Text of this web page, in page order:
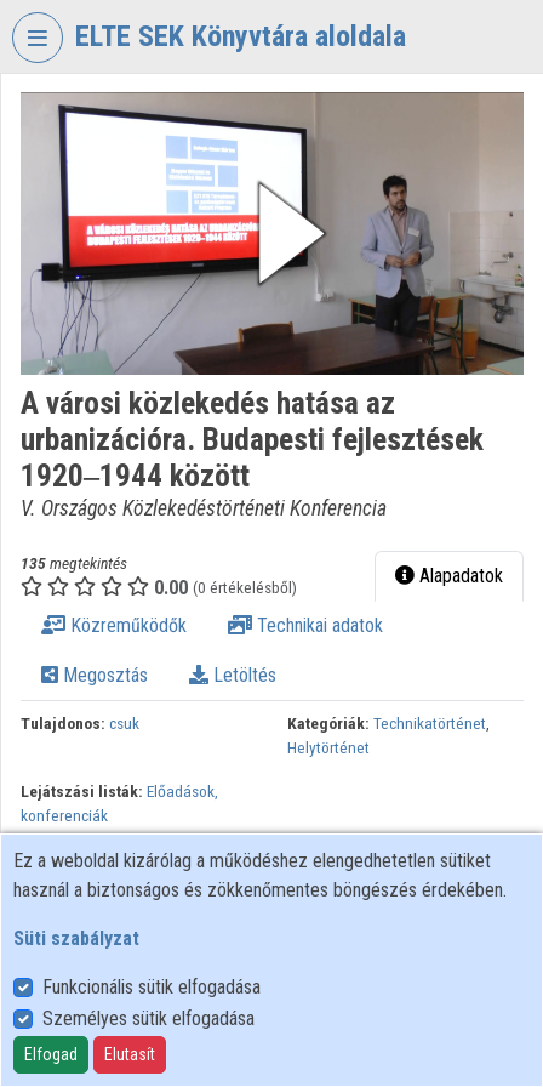
Fejléc kihagyása
ELTE SEK Könyvtára aloldala
VIDEOTORIUM
SAVARIA
KÖNYVTÁR
ÉS
LEVÉLTÁR
Intézményi kezdőlap
Bejelentkezés
Intézményi felfedezés
Kategóriák
Intézményi listák
Intézmények
Közreműködők
A városi közlekedés hatása az
urbanizációra. Budapesti fejlesztések
1920‒1944 között
V. Országos Közlekedéstörténeti Konferencia
135megtekintés
0.00 (0 értékelésből) Alapadatok
Közreműködők Technikai adatok
Megosztás Letöltés
Tulajdonos: csuk Kategóriák: Technikatörténet,
Helytörténet
Lejátszási listák: Előadások,
konferenciák
A városi közlekedés hatása az urbanizációra. Budapesti
fejlesztések 1920‒1944 között / Balogh-Ebner Márton. -
Konferencia - Utazni jó! Fókuszban a személyszállítás Szervezők:
Eötvös Loránd Tudományegyetem Savaria Egyetemi Központ ;
Eötvös Loránd Tudományegyetem Berzsenyi Dániel
Pedagógusképző Központ Történelem Tanszék ;
Közlekedéstudományi Egyesület Általános Tagozat
Ez a weboldal kizárólag a működéshez elengedhetetlen sütiket
használ a biztonságos és zökkenőmentes böngészés érdekében.
Süti szabályzat
Funkcionális sütik elfogadása
Személyes sütik elfogadása
Elfogad Elutasít